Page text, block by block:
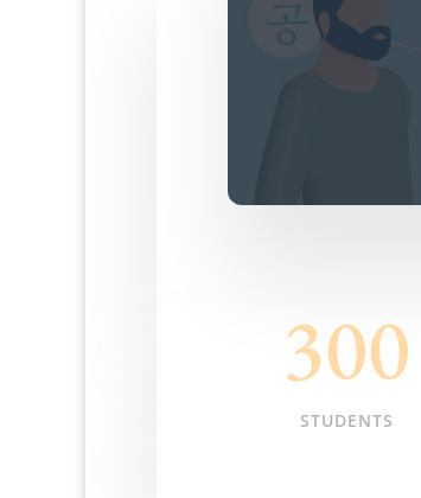
300
STUDENTS